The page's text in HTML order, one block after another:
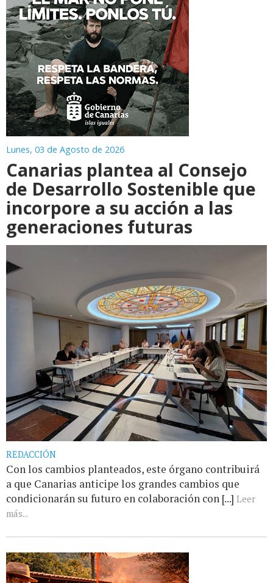
Lunes, 03 de Agosto de 2026
Canarias plantea al Consejo
de Desarrollo Sostenible que
incorpore a su acción a las
generaciones futuras
REDACCIÓN
Con los cambios planteados, este órgano contribuirá
a que Canarias anticipe los grandes cambios que
condicionarán su futuro en colaboración con [...] Leer
más...